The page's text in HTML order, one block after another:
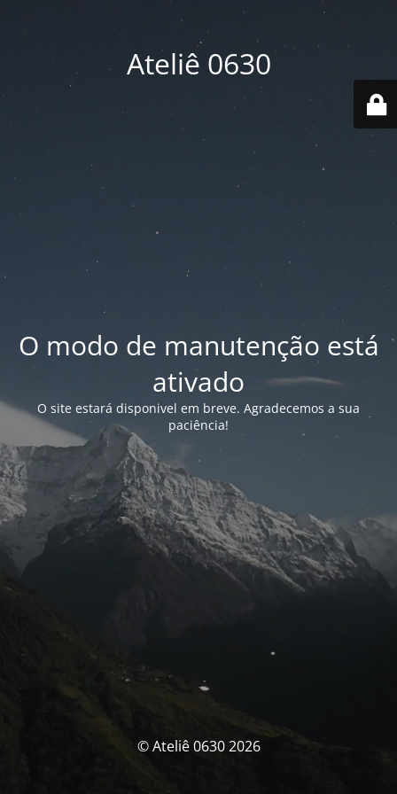
Ateliê 0630
O modo de manutenção está
ativado
O site estará disponivel em breve. Agradecemos a sua
paciência!
© Ateliê 0630 2026